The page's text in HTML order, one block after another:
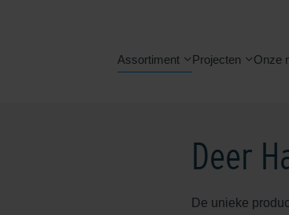
Assortiment Projecten Onze
Deer
De unieke